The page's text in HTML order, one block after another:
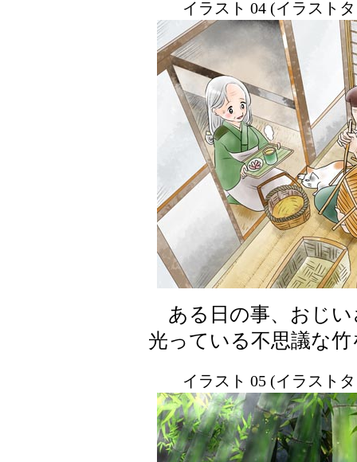
イラスト 04 (イラスト
ある日の事、おじい
光っている不思議な
イラスト 05 (イラスト